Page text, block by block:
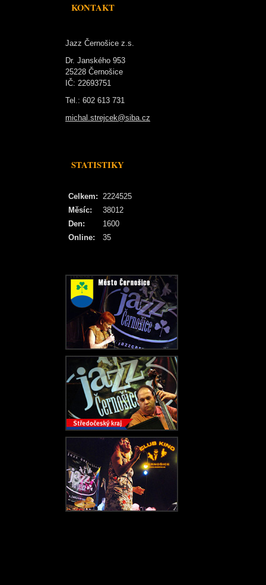
KONTAKT
Jazz Černošice z.s.
Dr. Janského 953
25228 Černošice
IČ: 22693751
Tel.: 602 613 731
michal.strejcek@siba.cz
STATISTIKY
Online: 35
Celkem: 2224525
Měsíc:
38012
Den:
1600